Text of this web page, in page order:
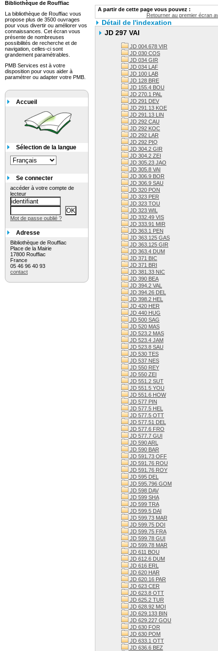
A partir de cette page vous pouvez :
Retourner au premier écran
Détail de l'indexation
JD 297 VAI
JD 004.678 VIR
JD 030 COS
JD 034 GIR
JD 034 LAF
JD 100 LAB
JD 128 BRE
JD 155.4 BOU
JD 270.1 PAL
JD 291 DEV
JD 291.13 KOE
JD 291.13 LIN
JD 292 CAU
JD 292 KOC
JD 292 LAR
JD 292 PIQ
JD 304.2 GIR
JD 304.2 ZEI
JD 305.23 JAO
JD 305.8 VAI
JD 306.9 BOR
JD 306.9 SAU
JD 320 PON
JD 323 PER
JD 323 TOU
JD 323 WIL
JD 332.49 VIS
JD 333.91 MIR
JD 363.1 PEN
JD 363.125 GAS
JD 363.125 GIR
JD 363.4 DUM
JD 371 BIC
JD 371 BRI
JD 381.33 NIC
JD 390 BEA
JD 394.2 VAL
JD 394.26 DEL
JD 398.2 HEL
JD 420 HER
JD 440 HUG
JD 500 SAG
JD 520 MAS
JD 523.2 MAS
JD 523.4 JAM
JD 523.8 SAU
JD 530 TES
JD 537 NES
JD 550 REY
JD 550 ZEI
JD 551.2 SUT
JD 551.5 YOU
JD 551.6 HOW
JD 577 PIN
JD 577.5 HEL
JD 577.5 OTT
JD 577.51 DEL
JD 577.6 FRO
JD 577.7 GUI
JD 590 ARL
JD 590 BAR
JD 591.73 OFF
JD 591.76 ROU
JD 591.76 ROY
JD 595 DEL
JD 595.796 GOM
JD 598 DAV
JD 599 SHA
JD 599 TRA
JD 599.5 DAI
JD 599.73 MAR
JD 599.75 DOI
JD 599.75 FRA
JD 599.78 GUI
JD 599.78 MAR
JD 611 BOU
JD 612.6 DUM
JD 616 ERL
JD 620 HAR
JD 620.16 PAR
JD 623 CER
JD 623.8 OTT
JD 625.2 TUR
JD 628.92 MOI
JD 629.133 BIN
JD 629.227 GOU
JD 630 FOR
JD 630 POM
JD 633.1 OTT
JD 636.6 BEZ
Bibliothèque de Rouffiac
La bibliothèque de Rouffiac vous
propose plus de 3500 ouvrages
pour vous divertir ou améliorer vos
connaissances. Cet écran vous
présente de nombreuses
possibilités de recherche et de
navigation, celles-ci sont
grandement paramétrables.
PMB Services est à votre
disposition pour vous aider à
paramétrer ou adapter votre PMB.
Accueil
Sélection de la langue
Se connecter
accéder à votre compte de
lecteur
Mot de passe oublié ?
Adresse
Bibliothèque de Rouffiac
Place de la Mairie
17800 Rouffiac
France
05 46 96 40 93
contact